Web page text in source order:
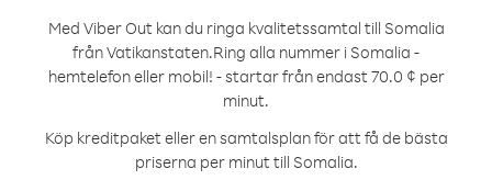
Med Viber Out kan du ringa kvalitetssamtal till Somalia
från Vatikanstaten.Ring alla nummer i Somalia -
hemtelefon eller mobil! - startar från endast 70.0 ¢ per
minut.
Köp kreditpaket eller en samtalsplan för att få de bästa
priserna per minut till Somalia.